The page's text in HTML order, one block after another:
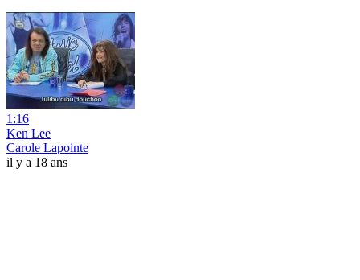
1:16
Ken Lee
Carole Lapointe
il y a 18 ans